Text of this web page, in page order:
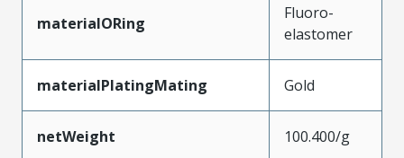
materialORing
Fluoro-
elastomer
materialPlatingMating Gold
netWeight 100.400/g